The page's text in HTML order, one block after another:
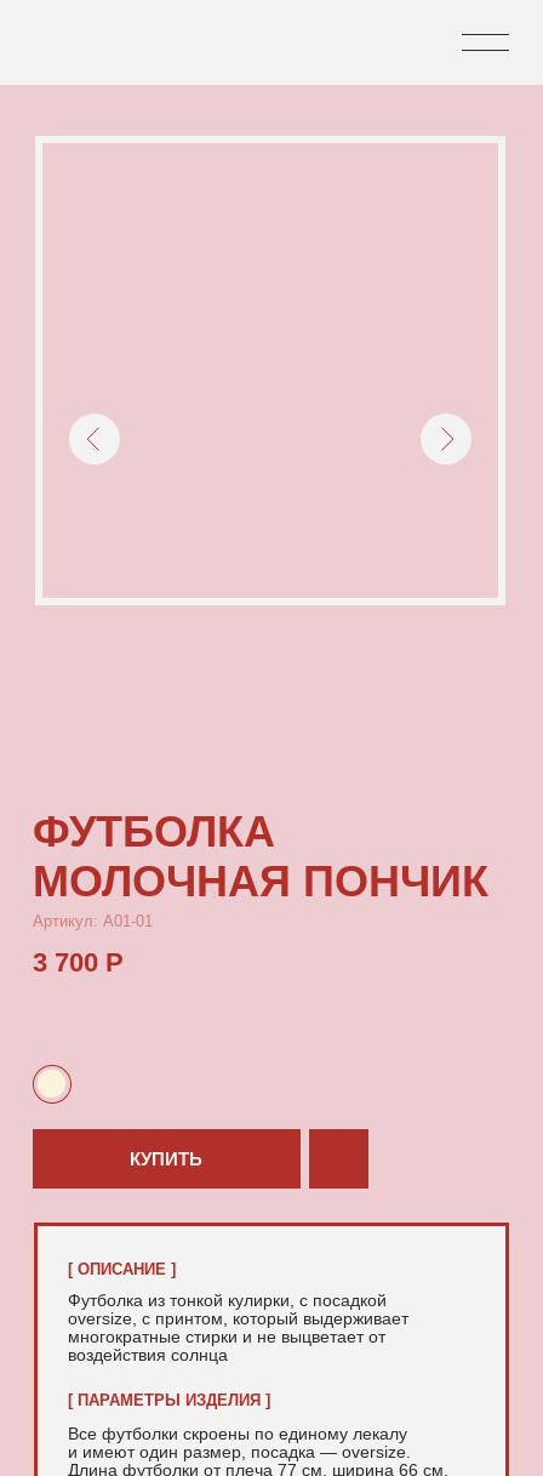
ФУТБОЛКА
КУПИТЬ
[ СОСТАВ ]
Футболка из тонкой кулирки, с посадкой
многократные стирки и не выцветает от
воздействия солнца
95% хлопок, 5% полиэстер.